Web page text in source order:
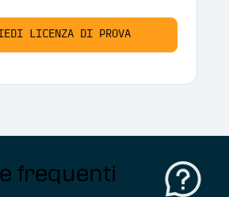
LICENZA DI PROVA
frequenti